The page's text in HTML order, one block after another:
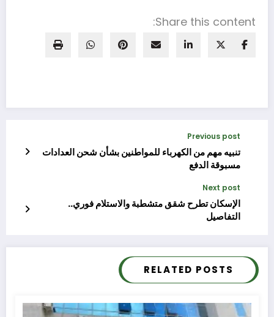
Share this content:
Previous post
تنبيه مهم من الكهرباء للمواطنين بشأن شحن العدادات
مسبوقة الدفع
Next post
الإسكان تطرح شقق متشطبة والاستلام فوري..
التفاصيل
RELATED POSTS